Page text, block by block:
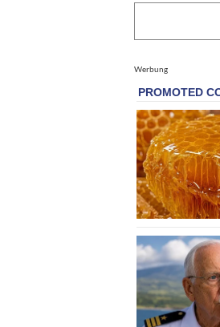
Werbung